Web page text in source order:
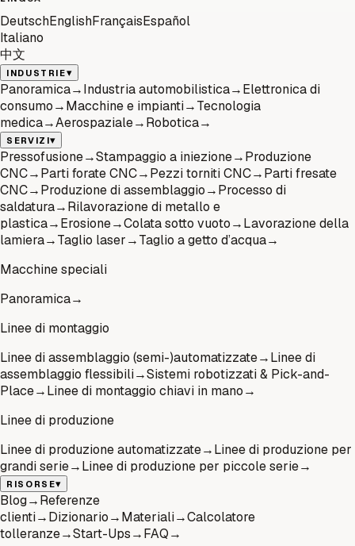
DeutschEnglishFrançaisEspañol
Italiano
中文
INDUSTRIE▾
Panoramica→Industria automobilistica→Elettronica di
consumo→Macchine e impianti→Tecnologia
medica→Aerospaziale→Robotica→
SERVIZI▾
Pressofusione→Stampaggio a iniezione→Produzione
CNC→Parti forate CNC→Pezzi torniti CNC→Parti fresate
CNC→Produzione di assemblaggio→Processo di
saldatura→Rilavorazione di metallo e
plastica→Erosione→Colata sotto vuoto→Lavorazione della
lamiera→Taglio laser→Taglio a getto d’acqua→
Macchine speciali
Panoramica→
Linee di montaggio
Linee di assemblaggio (semi-)automatizzate→Linee di
assemblaggio flessibili→Sistemi robotizzati & Pick-and-
Place→Linee di montaggio chiavi in mano→
Linee di produzione
Linee di produzione automatizzate→Linee di produzione per
grandi serie→Linee di produzione per piccole serie→
RISORSE▾
Blog→Referenze
clienti→Dizionario→Materiali→Calcolatore
tolleranze→Start-Ups→FAQ→